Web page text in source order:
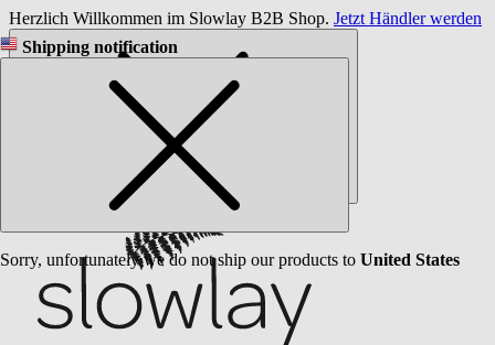
Shipping notification
Sorry, unfortunately we do not ship our products to United States
Herzlich Willkommen im Slowlay B2B Shop. Jetzt Händler werden